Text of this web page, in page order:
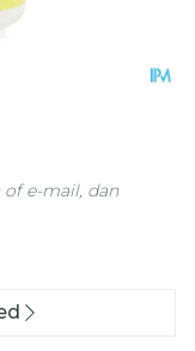
e-mail, dan